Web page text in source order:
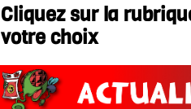
Cliquez sur la
votre choix